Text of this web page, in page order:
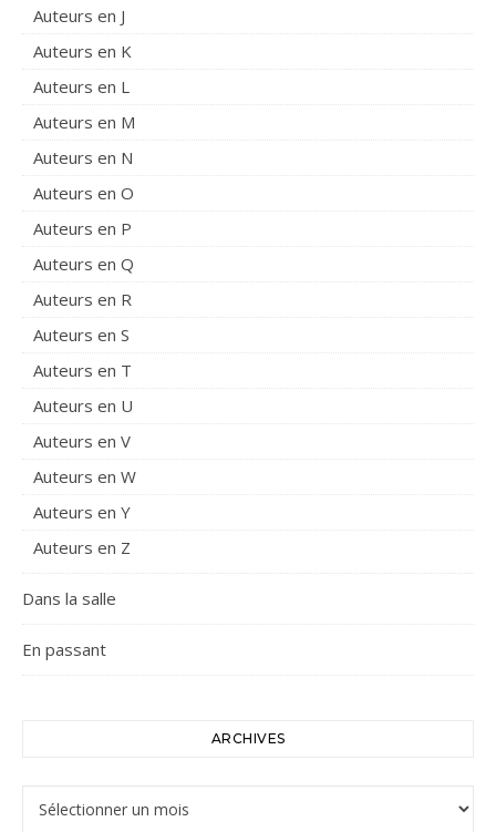
Auteurs en J
Auteurs en K
Auteurs en L
Auteurs en M
Auteurs en N
Auteurs en O
Auteurs en P
Auteurs en Q
Auteurs en R
Auteurs en S
Auteurs en T
Auteurs en U
Auteurs en V
Auteurs en W
Auteurs en Y
Auteurs en Z
Dans la salle
En passant
ARCHIVES
Archives